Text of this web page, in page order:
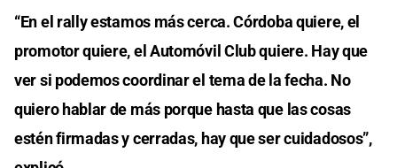
“En el rally estamos más cerca. Córdoba quiere, el
promotor quiere, el Automóvil Club quiere. Hay que
ver si podemos coordinar el tema de la fecha. No
quiero hablar de más porque hasta que las cosas
estén firmadas y cerradas, hay que ser cuidadosos”,